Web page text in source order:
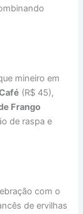
mineiro em
(R$ 45),
Frango
de raspa e
com o
de ervilhas